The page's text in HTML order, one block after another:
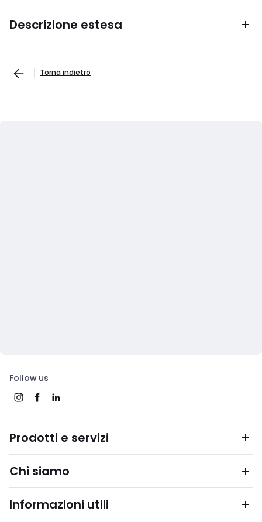
Descrizione estesa
Torna indietro
Follow us
Prodotti e servizi
Chi siamo
Informazioni utili